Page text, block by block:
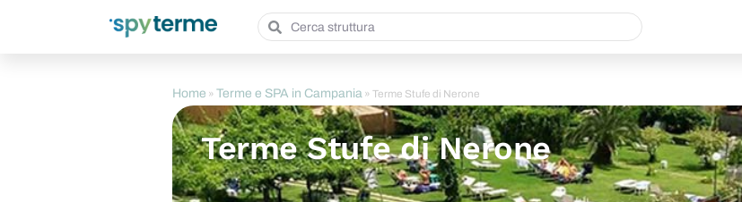
Home » Terme e SPA in Campania » Terme Stufe di Nerone
Terme Stufe di Nerone